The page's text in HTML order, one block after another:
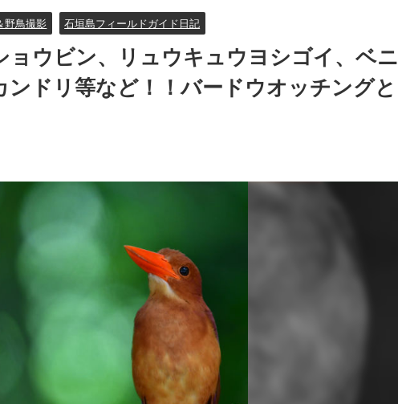
野鳥撮影 石垣島フィールドガイド日記
ョウビン、リュウキュウヨシゴイ、ベニ
ンドリ等など！！バードウオッチングと